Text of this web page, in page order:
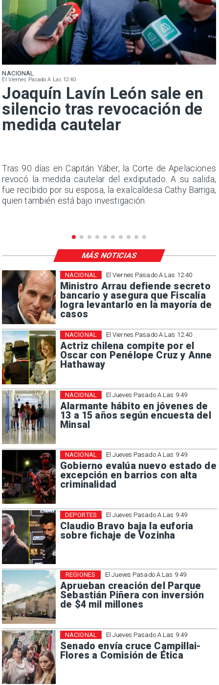
NACIONAL
El Viernes Pasado A Las 12:40
Joaquín Lavín León sale en
silencio tras revocación de
medida cautelar
Tras 90 días en Capitán Yáber, la Corte de Apelaciones
revocó la medida cautelar del exdiputado. A su salida,
fue recibido por su esposa, la exalcaldesa Cathy Barriga,
quien también está bajo investigación.
El Viernes Pasado A Las 12:40
Ministro Arrau defiende secreto
bancario y asegura que Fiscalía
logra levantarlo en la mayoría de
casos
NACIONAL
El Viernes Pasado A Las 12:40
Actriz chilena compite por el
Oscar con Penélope Cruz y Anne
Hathaway
NACIONAL
El Jueves Pasado A Las 9:49
Alarmante hábito en jóvenes de
13 a 15 años según encuesta del
Minsal
NACIONAL
El Jueves Pasado A Las 9:49
Gobierno evalúa nuevo estado de
excepción en barrios con alta
criminalidad
NACIONAL
El Jueves Pasado A Las 9:49
Claudio Bravo baja la euforia
sobre fichaje de Vozinha
DEPORTES
El Jueves Pasado A Las 9:49
Aprueban creación del Parque
Sebastián Piñera con inversión
de $4 mil millones
REGIONES
El Jueves Pasado A Las 9:49
Senado envía cruce Campillai-
Flores a Comisión de Ética
NACIONAL
MÁS NOTICIAS